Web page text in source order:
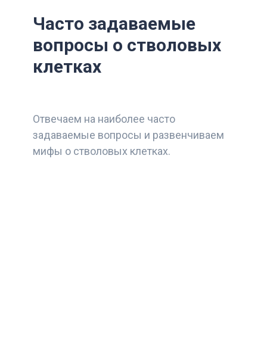
Часто задаваемые
вопросы о стволовых
клетках
Отвечаем на наиболее часто
задаваемые вопросы и развенчиваем
мифы о стволовых клетках.